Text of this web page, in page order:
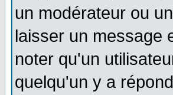
un modérateur ou
laisser un message
noter qu'un
quelqu'un y a